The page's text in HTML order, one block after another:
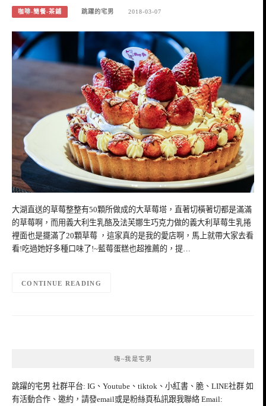
咖啡-簡餐-茶鋪 跳躍的宅男 2018-03-07
大湖直送的草莓整整有50顆所做成的大草莓塔，直著切橫著切都是滿滿
的草莓啊，而用義大利生乳酪及法芙娜生巧克力做的義大利草莓生乳捲
裡面也是擺滿了20顆草莓 ，這家真的是我的愛店啊，馬上就帶大家去看
看!吃過她好多種口味了!~藍莓蛋糕也超推薦的，提…
CONTINUE READING
嗨~我是宅男
跳躍的宅男 社群平台: IG、Youtube、tiktok、小紅書、脆、LINE社群 如
有活動合作、邀約，請發email或是粉絲頁私訊跟我聯絡 Email: